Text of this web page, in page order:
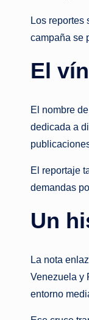
Los
campaña se
El
El nombre
dedicada a
El reportaje
demandas
Un
La nota
Venezuela y
entorno